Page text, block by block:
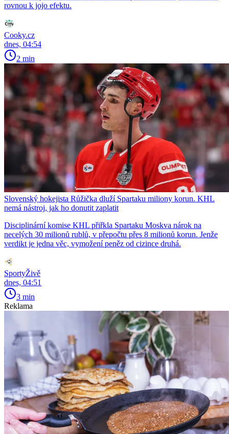
rovnou k jojo efektu.
Cooky.cz
dnes, 04:54
2 min
Slovenský hokejista Růžička dluží Spartaku miliony korun. KHL
nemá nástroj, jak ho donutit zaplatit
Disciplinární komise KHL přiřkla Spartaku Moskva nárok na
necelých 30 milionů rublů, v přepočtu přes 8 milionů korun. Jenže
verdikt je jedna věc, vymožení peněz od cizince druhá.
SportyŽivě
dnes, 04:51
3 min
Reklama